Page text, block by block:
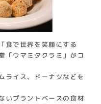
食で世界を笑顔にする
「ウマミタクラミ」がコ
ライス、ドーナツなどを
いプラントベースの食材